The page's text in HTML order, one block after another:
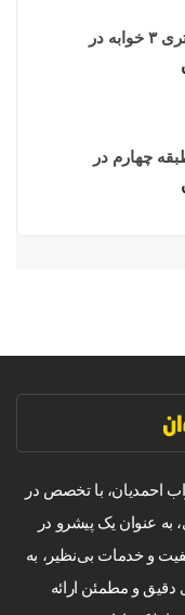
فروش آپارتمان ۱۴۵ متری ۳ خوابه در
چهارم در
احمدیان، با تخصص در
عنوان یک پیشرو در
و خدمات بی‌نظیر، به
دقیق و مطمئن ارائه